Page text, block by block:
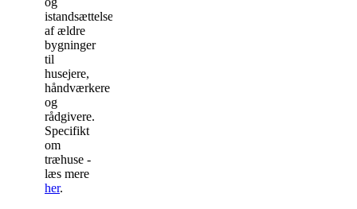
istandsættelse
af ældre
bygninger
til
husejere,
håndværkere
og
rådgivere.
Specifikt
om
træhuse -
læs mere
her.